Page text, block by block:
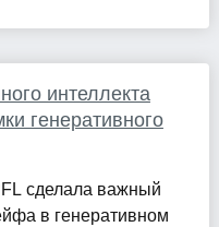
интеллекта
генеративного
сделала важный
в генеративном